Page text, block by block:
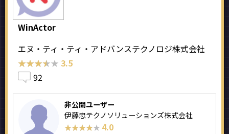
WinActor
エヌ・ティ・ティ・アドバンステクノロジ株式会社
★★★★★
★★★★★ 3.5
92
非公開ユーザー
伊藤忠テクノソリューションズ株式会社
★★★★★
★★★★★ 4.0